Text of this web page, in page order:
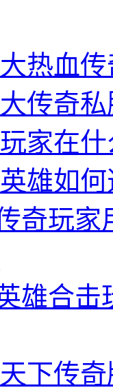
热血
传奇
家在
雄如
奇玩
雄合
下传